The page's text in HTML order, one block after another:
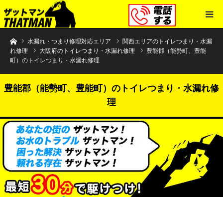
水まわりトラブル解決のザットマン
水漏れ・つまり修理対応エリア
関西エリアのトイレつまり・水漏
れ修理
大阪府のトイレつまり・水漏れ修理
豊能郡（能勢町、豊能
町）のトイレつまり・水漏れ修理
豊能郡（能勢町、豊能町）のトイレつまり・水漏れ修
理